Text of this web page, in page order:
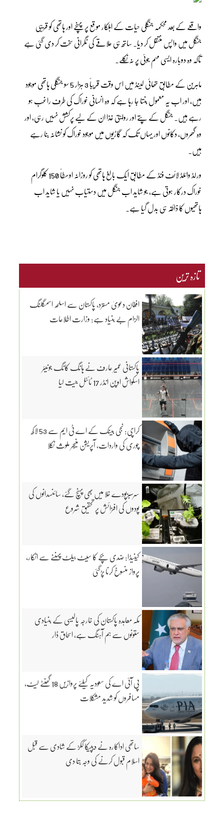
واقعے کے بعد محکمہ جنگلی حیات کے اہلکار موقع پر پہنچے اور ہاتھی کو قریبی
جنگل میں واپس منتقل کر دیا۔ ساتھ ہی علاقے کی نگرانی سخت کر دی گئی ہے
تاکہ وہ دوبارہ ایسی مہم جوئی پر نہ نکلے۔
ماہرین کے مطابق تھائی لینڈ میں اس وقت قریباً 3 ہزار 5 سو جنگلی ہاتھی موجود
ہیں، اور اب یہ معمول بنتا جا رہا ہے کہ وہ انسانی خوراک کی طرف راغب ہو
رہے ہیں۔ جنگل کے پتے اور روایتی غذا ان کے لیے پرکشش نہیں رہی، اور
وہ گھروں، دکانوں اور یہاں تک کہ گاڑیوں میں موجود خوراک کو نشانہ بنا رہے
ہیں۔
ورلڈ وائلڈ لائف فنڈ کے مطابق ایک بالغ ہاتھی کو روزانہ اوسطاً 150 کلوگرام
خوراک درکار ہوتی ہے، جو شاید اب جنگل میں دستیاب نہیں یا شاید اب
ہاتھیوں کا ذائقہ ہی بدل گیا ہے۔
تازہ ترین
افغان دعویٰ مسترد، پاکستان سے اسلحہ اسمگلنگ
الزام بے بنیاد ہے: وزارت اطلاعات
پاکستانی عمیر عارف نے ہانگ کانگ جونیئر
اسکواش اوپن انڈر 17 ٹائٹل جیت لیا
کراچی: نجی بینک کے اے ٹی ایم سے 53 لاکھ
چوری کی واردات، آپریشن منیجر ملوث نکلا
سرسبزپودے خلا میں بھی پہنچ گئے، سائنسدانوں کی
پودوں کی افزائش پر تحقیق شروع
کینیڈا: ضدی بچے کا سیٹ بیلٹ پہننے سے انکار،
پرواز منسوخ کرنا پڑگئی
مکہ معاہدہ پاکستان کی خارجہ پالیسی کے بنیادی
ستونوں سے ہم آہنگ ہے، اسحاق ڈار
پی آئی اے کی سعودیہ کیلئے پروازیں 18 گھنٹے لیٹ،
مسافروں کو شدید مشکلات
ساتھی اداکارہ نے دیپیکا ککڑ کے شادی سے قبل
اسلام قبول کرنے کی وجہ بتا دی